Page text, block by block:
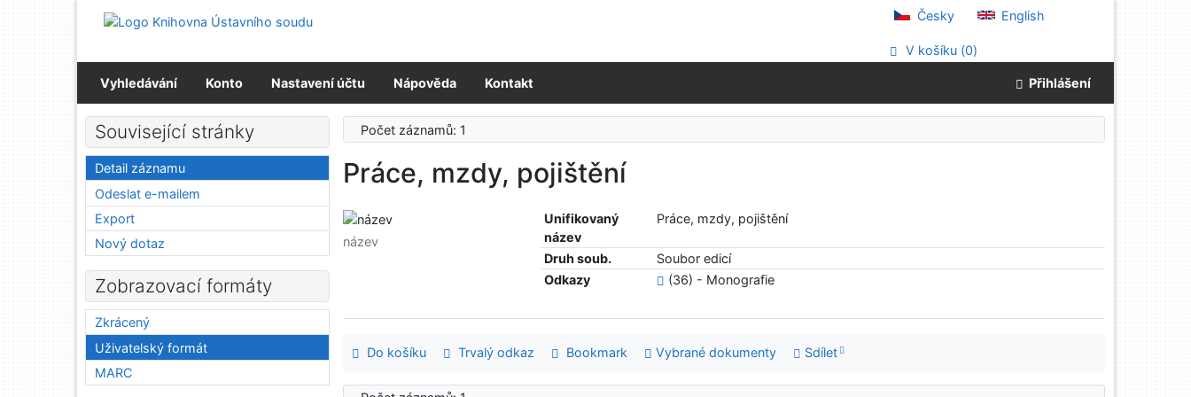
Přejít na menu
Česky English
V košíku (0)
Vyhledávání Konto Nastavení účtu Nápověda Kontakt Přihlášení
Počet záznamů: 1
Práce, mzdy, pojištění
Unifikovaný
název
Práce, mzdy, pojištění
Druh soub.
Soubor edicí
Odkazy
(36) - Monografie
název
Do košíku Trvalý odkaz Bookmark Vybrané dokumenty Sdílet
Související stránky
Detail záznamu
Odeslat e-mailem
Export
Nový dotaz
Zobrazovací formáty
Zkrácený
Uživatelský formát
MARC